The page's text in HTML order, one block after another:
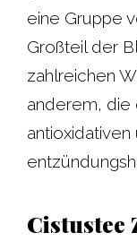
eine Gruppe
Großteil der
zahlreichen
anderem, die
Cistustee